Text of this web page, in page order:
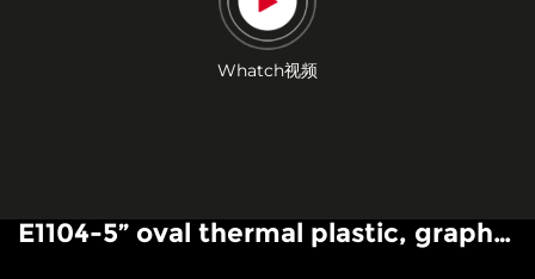
Whatch视频
E1104-5” oval thermal plastic, graphene